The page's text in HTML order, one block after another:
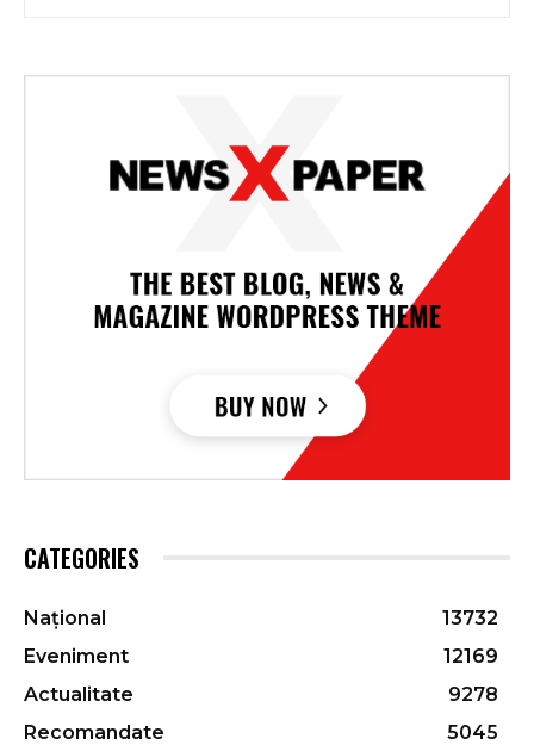
CATEGORIES
Național
13732
Eveniment
12169
Actualitate
9278
Recomandate
5045